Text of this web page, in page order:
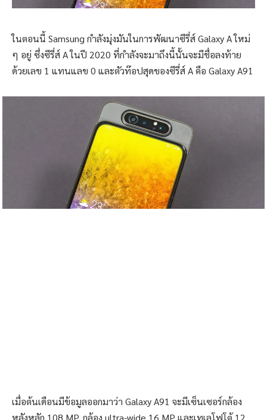
ในตอนนี้ Samsung กำลังมุ่งมันในการพัฒนาซีรี่ส์ Galaxy A ใหม่
ๆ อยู่ ซึ่งซีรี่ส์ A ในปี 2020 ที่กำลังจะมาถึงนี้นั้นจะมีชื่อลงท้าย
ด้วยเลข 1 แทนแลข 0 และตัวท๊อปสุดของซีรี่ส์ A คือ Galaxy A91
เมื่อต้นเดือนมีข้อมูลออกมาว่า Galaxy A91 จะมีเซ็นเซอร์กล้อง